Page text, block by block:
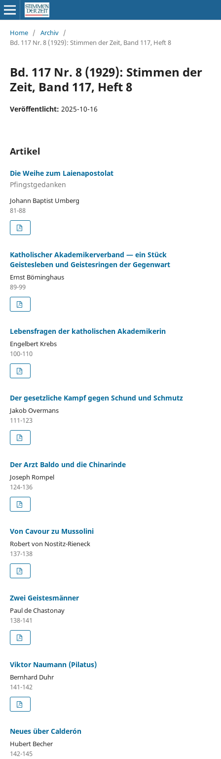
Home / Archiv /
Bd. 117 Nr. 8 (1929): Stimmen der Zeit, Band 117, Heft 8
Bd. 117 Nr. 8 (1929): Stimmen der
Zeit, Band 117, Heft 8
Veröffentlicht: 2025-10-16
Artikel
Die Weihe zum Laienapostolat
Pfingstgedanken
Johann Baptist Umberg
81-88
Katholischer Akademikerverband — ein Stück
Geistesleben und Geistesringen der Gegenwart
Ernst Böminghaus
89-99
Lebensfragen der katholischen Akademikerin
Engelbert Krebs
100-110
Der gesetzliche Kampf gegen Schund und Schmutz
Jakob Overmans
111-123
Der Arzt Baldo und die Chinarinde
Joseph Rompel
124-136
Von Cavour zu Mussolini
Robert von Nostitz-Rieneck
137-138
Zwei Geistesmänner
Paul de Chastonay
138-141
Viktor Naumann (Pilatus)
Bernhard Duhr
141-142
Neues über Calderón
Hubert Becher
142-145